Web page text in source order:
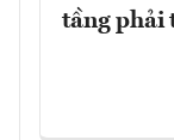
tầng phải